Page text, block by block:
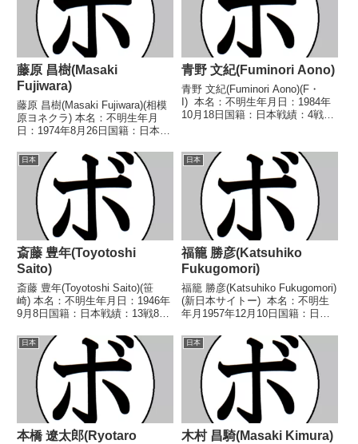
藤原 昌樹(Masaki
Fujiwara)
藤原 昌樹(Masaki Fujiwara)(相模
原ヨネクラ) 本名：不明生年月
日：1974年8月26日国籍：日本戦
イトル】なし 【戦歴】
1993/03/08 ●2RKO 栗原 勇児
(埼玉中央)1993...
青野 文紀(Fuminori Aono)
青野 文紀(Fuminori Aono)(F・
I) 本名：不明生年月日：1984年
10月18日国籍：日本戦績：4戦3
○1RKO 星野 恭吉(船橋ドラゴ
ン)2005/...
日本
斎藤 豊年(Toyotoshi
Saito)
斎藤 豊年(Toyotoshi Saito)(笹
崎) 本名：不明生年月日：1946年
9月8日国籍：日本戦績：13戦8勝
し 【戦歴】1967/03/05
○1RKO 松本 政則(NPヨネク
ラ)1967/0...
日本
福籠 勝彦(Katsuhiko
Fukugomori)
福籠 勝彦(Katsuhiko Fukugomori)
(新日本サイトー) 本名：不明生
年月1957年12月10日国籍：日本
タイトル】なし 【戦歴】
1979/01/04 ○2RKO 小溝 英之
(興...
日本
本橋 遼太郎(Ryotaro
日本
木村 昌騎(Masaki Kimura)